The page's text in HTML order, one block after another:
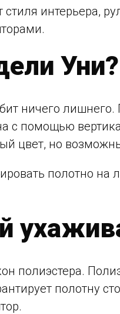
стиля интерьера,
Уни?
ничего лишнего.
с помощью
цвет, но
полотно на
полиэстера.
полотну